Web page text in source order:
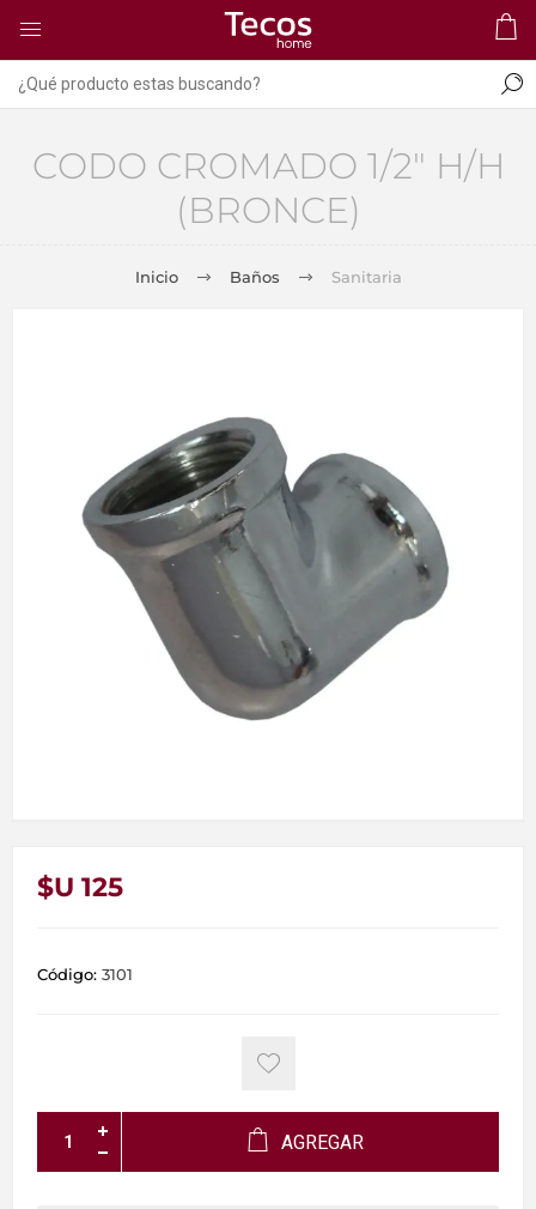
CODO CROMADO 1/2" H/H
(BRONCE)
Inicio Baños Sanitaria
$U 125
Código: 3101
AGREGAR